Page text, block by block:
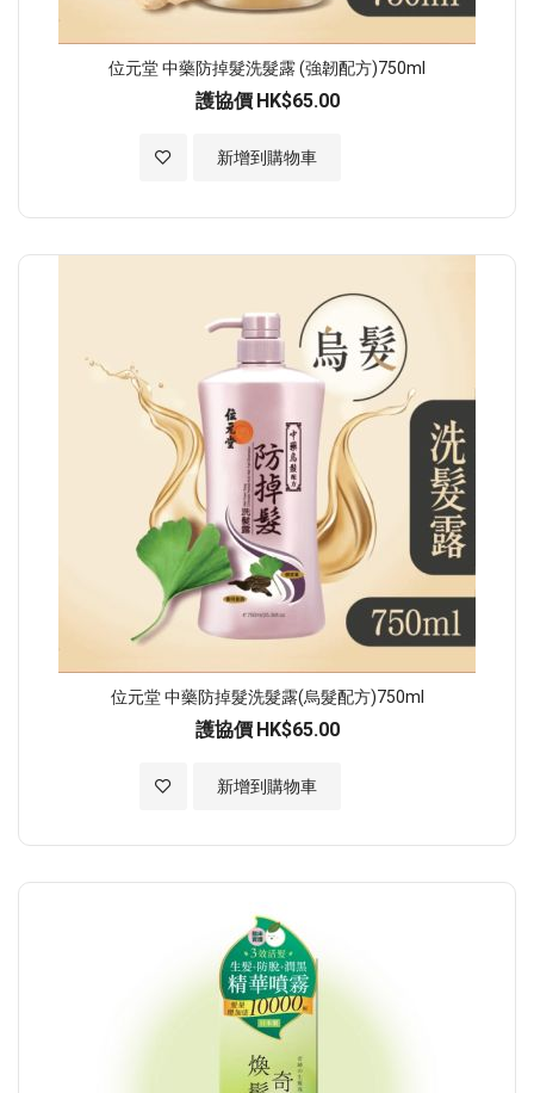
位元堂 中藥防掉髮洗髮露 (強韌配方)750ml
護協價 HK$65.00
新增到購物車
加入至願望清單
位元堂 中藥防掉髮洗髮露(烏髮配方)750ml
護協價 HK$65.00
新增到購物車
加入至願望清單